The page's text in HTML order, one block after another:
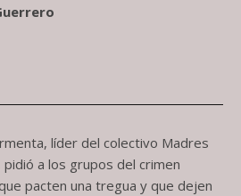
líder del colectivo Madres
a los grupos del crimen
pacten una tregua y que dejen